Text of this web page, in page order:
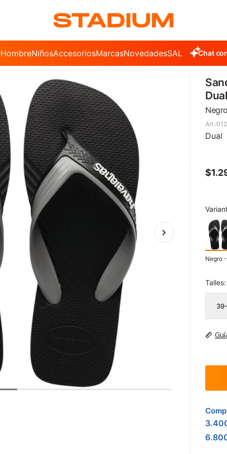
HombreNiñosAccesoriosMarcasNovedadesSALE Chat
Dual
Dual
$
Negro
Talles: